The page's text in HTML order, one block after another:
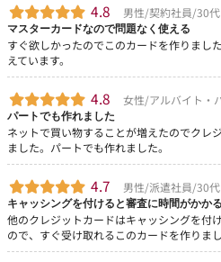
4.8 男性/契約社員/30代
マスターカードなので問題なく使える
すぐ欲しかったのでこのカードを作りまし
えています。
4.8 女性/アルバイト・
パートでも作れました
ネットで買い物することが増えたのでクレ
ました。パートでも作れました。
4.7 男性/派遣社員/30代
キャッシングを付けると審査に時間がかかる
他のクレジットカードはキャッシングを付
ので、すぐ受け取れるこのカードを作りまし